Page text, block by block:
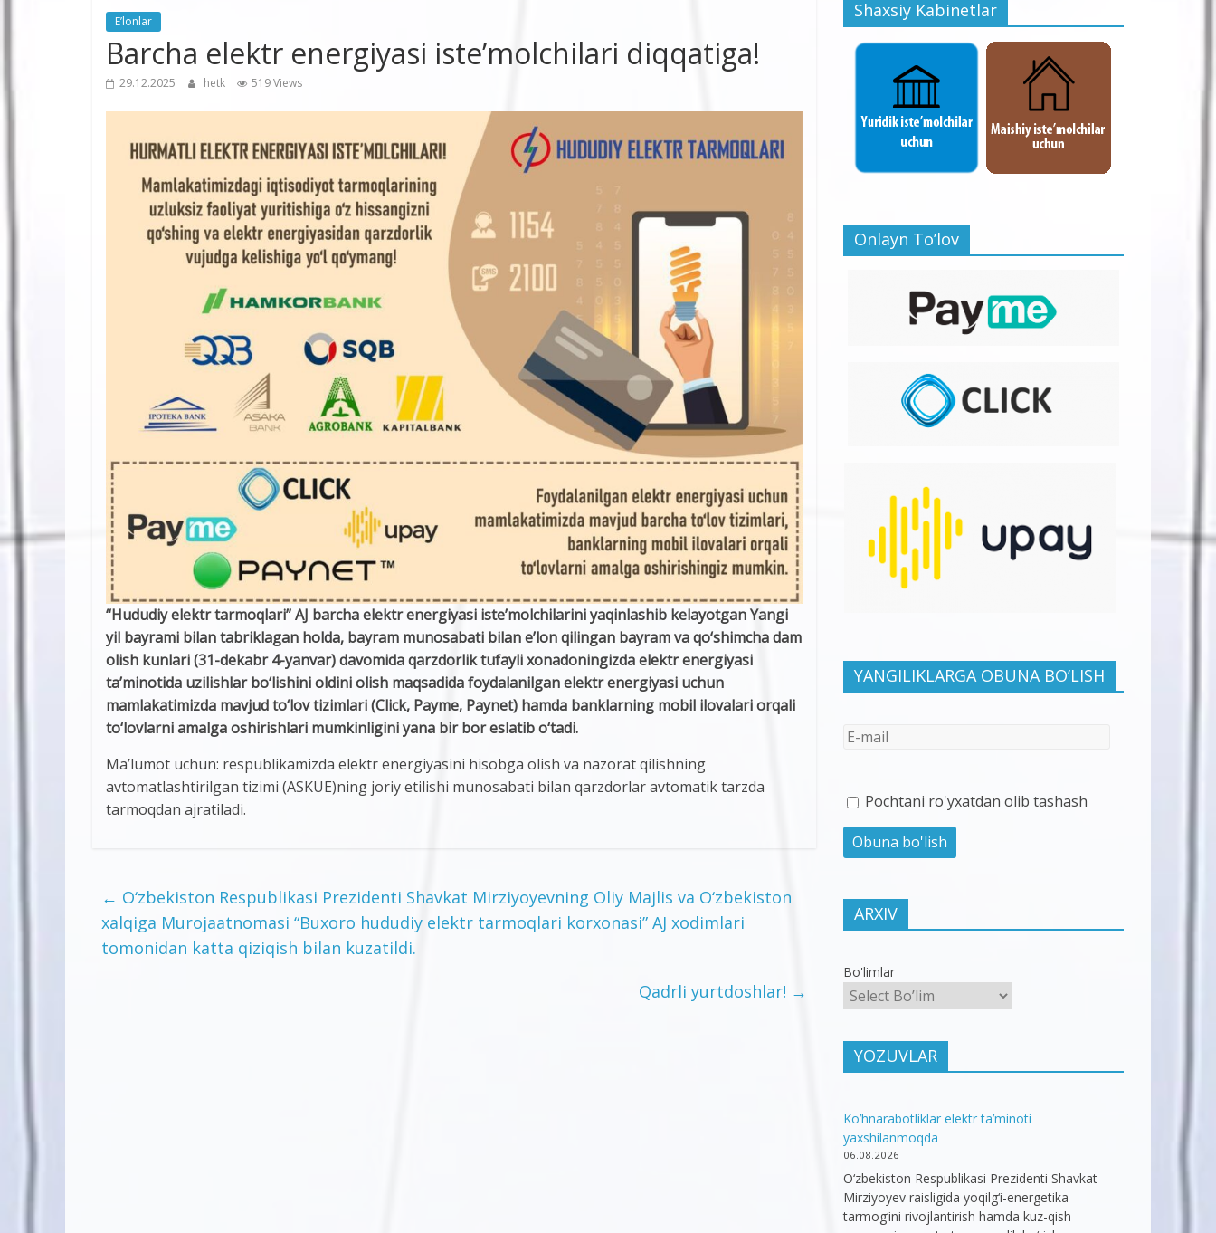
E’lonlar
Barcha elektr energiyasi iste’molchilari diqqatiga!
29.12.2025 hetk 519 Views
“Hududiy elektr tarmoqlari” AJ barcha elektr energiyasi iste’molchilarini yaqinlashib kelayotgan Yangi
yil bayrami bilan tabriklagan holda, bayram munosabati bilan e’lon qilingan bayram va qo‘shimcha dam
olish kunlari (31-dekabr 4-yanvar) davomida qarzdorlik tufayli xonadoningizda elektr energiyasi
ta’minotida uzilishlar bo‘lishini oldini olish maqsadida foydalanilgan elektr energiyasi uchun
mamlakatimizda mavjud to‘lov tizimlari (Click, Payme, Paynet) hamda banklarning mobil ilovalari orqali
to‘lovlarni amalga oshirishlari mumkinligini yana bir bor eslatib o‘tadi.
Ma’lumot uchun: respublikamizda elektr energiyasini hisobga olish va nazorat qilishning
avtomatlashtirilgan tizimi (ASKUE)ning joriy etilishi munosabati bilan qarzdorlar avtomatik tarzda
tarmoqdan ajratiladi.
← O‘zbekiston Respublikasi Prezidenti Shavkat Mirziyoyevning Oliy Majlis va O‘zbekiston
xalqiga Murojaatnomasi “Buxoro hududiy elektr tarmoqlari korxonasi” AJ xodimlari
tomonidan katta qiziqish bilan kuzatildi.
Qadrli yurtdoshlar! →
Shaxsiy Kabinetlar
Onlayn To’lov
YANGILIKLARGA OBUNA BO’LISH
Pochtani ro'yxatdan olib tashash
ARXIV
Bo'limlar
YOZUVLAR
Ko’hnarabotliklar elektr ta’minoti
yaxshilanmoqda
06.08.2026
O‘zbekiston Respublikasi Prezidenti Shavkat
Mirziyoyev raisligida yoqilg‘i-energetika
tarmog‘ini rivojlantirish hamda kuz-qish